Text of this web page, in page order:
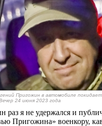
Пригожин в автомобиле
24 июня 2023 года
раз я не удержался и
Пригожина» военкору,